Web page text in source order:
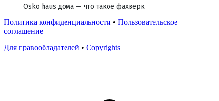
Osko haus дома — что такое фахверк
Политика конфиденциальности • Пользовательское
соглашение
Для правообладателей • Copyrights